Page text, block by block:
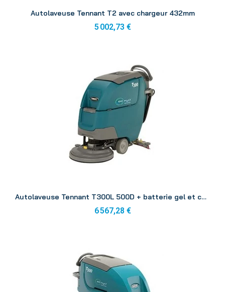
Autolaveuse Tennant T2 avec chargeur 432mm
5 002,73 €
Autolaveuse Tennant T300L 500D + batterie gel et chargeur
6 567,28 €